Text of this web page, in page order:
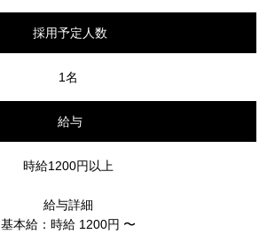
採用予定人数
1名
給与
時給1200円以上
給与詳細
基本給：時給 1200円 〜